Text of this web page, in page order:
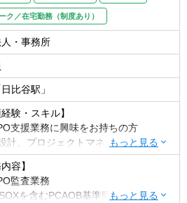
ク／在宅勤務（制度あり）
・事務所
比谷駅」
経験・スキル】
支援業務に興味をお持ちの方
計、プロジェクトマネジメントスキ
管理経験
ミュニケーションスキル
容】
監査業務
を含むPCAOB基準監査